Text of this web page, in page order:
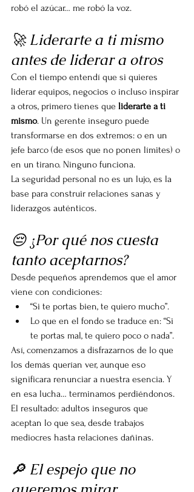
robó el azúcar… me robó la voz.
🚀 Liderarte a ti mismo
antes de liderar a otros
Con el tiempo entendí que si quieres
liderar equipos, negocios o incluso inspirar
a otros, primero tienes que liderarte a ti
mismo. Un gerente inseguro puede
transformarse en dos extremos: o en un
jefe barco (de esos que no ponen límites) o
en un tirano. Ninguno funciona.
La seguridad personal no es un lujo, es la
base para construir relaciones sanas y
liderazgos auténticos.
😔 ¿Por qué nos cuesta
tanto aceptarnos?
Desde pequeños aprendemos que el amor
viene con condiciones:
“Si te portas bien, te quiero mucho”.
Lo que en el fondo se traduce en: “Si
te portas mal, te quiero poco o nada”.
Así, comenzamos a disfrazarnos de lo que
los demás querían ver, aunque eso
significara renunciar a nuestra esencia. Y
en esa lucha… terminamos perdiéndonos.
El resultado: adultos inseguros que
aceptan lo que sea, desde trabajos
mediocres hasta relaciones dañinas.
🔎 El espejo que no